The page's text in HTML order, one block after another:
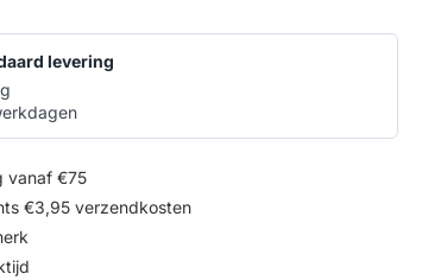
levering
vanaf €75
€3,95 verzendkosten